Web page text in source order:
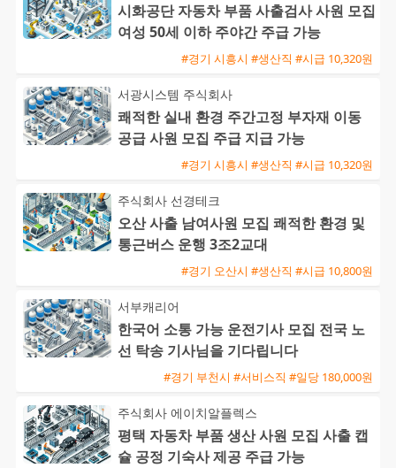
시화공단 자동차 부품 사출검사 사원 모집
여성 50세 이하 주야간 주급 가능
#경기 시흥시 #생산직 #시급 10,320원
서광시스템 주식회사
쾌적한 실내 환경 주간고정 부자재 이동
공급 사원 모집 주급 지급 가능
#경기 시흥시 #생산직 #시급 10,320원
주식회사 선경테크
오산 사출 남여사원 모집 쾌적한 환경 및
통근버스 운행 3조2교대
#경기 오산시 #생산직 #시급 10,800원
서부캐리어
한국어 소통 가능 운전기사 모집 전국 노
선 탁송 기사님을 기다립니다
#경기 부천시 #서비스직 #일당 180,000원
주식회사 에이치알플렉스
평택 자동차 부품 생산 사원 모집 사출 캡
슐 공정 기숙사 제공 주급 가능